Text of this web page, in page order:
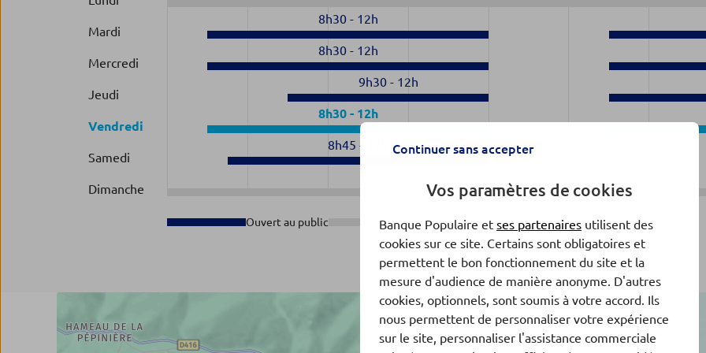
Mardi
8h30- 12h
Mercredi
8h30- 12h
Jeudi
9h30- 12h
Vendredi
8h30- 12h
Samedi
8h45 -
Dimanche
Ouvert au public Fermé
Continuer sans accepter
Vos paramètres de cookies
Banque Populaire et ses partenaires utilisent des
cookies sur ce site. Certains sont obligatoires et
permettent le bon fonctionnement du site et la
mesure d'audience de manière anonyme. D'autres
cookies, optionnels, sont soumis à votre accord. Ils
nous permettent de personnaliser votre expérience
sur le site, personnaliser l'assistance commerciale